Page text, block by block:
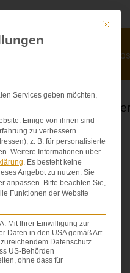
Videos
Mit
Services geben möchten,
Einige von ihnen sind
zu verbessern.
z. B. für personalisierte
Weitere Informationen über
. Es besteht keine
Angebot zu nutzen. Sie
anpassen. Bitte beachten Sie,
Funktionen der Website
Mit Ihrer Einwilligung zur
Daten in den USA gemäß Art.
Datenschutz
US-Behörden
ohne dass für